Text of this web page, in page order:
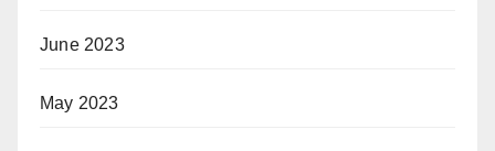
June 2023
May 2023